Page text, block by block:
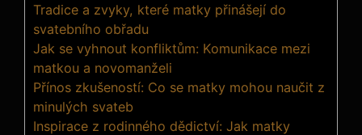
Tradice a zvyky, které matky přinášejí do
svatebního obřadu
Jak se vyhnout konfliktům: Komunikace mezi
matkou a novomanželi
Přínos zkušeností: Co se matky mohou naučit z
minulých svateb
Inspirace z rodinného dědictví: Jak matky